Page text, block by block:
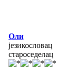
Оли
језикословац
староседелац